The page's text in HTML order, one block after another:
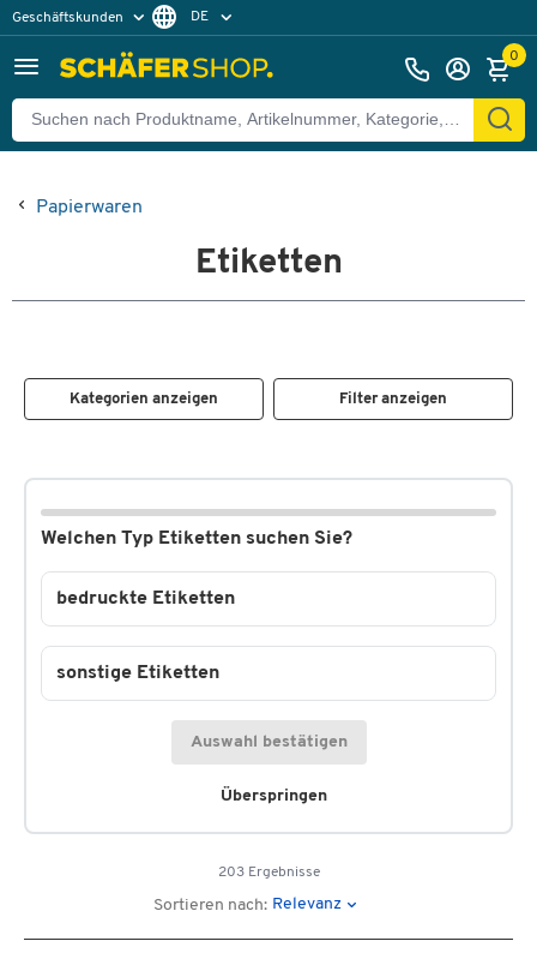
Geschäftskunden DE
0
Papierwaren
Etiketten
Kategorien anzeigen Filter anzeigen
Welchen Typ Etiketten suchen Sie?
Überspringen
bedruckte Etiketten
sonstige Etiketten
Auswahl bestätigen
203 Ergebnisse
Sortieren nach: Relevanz